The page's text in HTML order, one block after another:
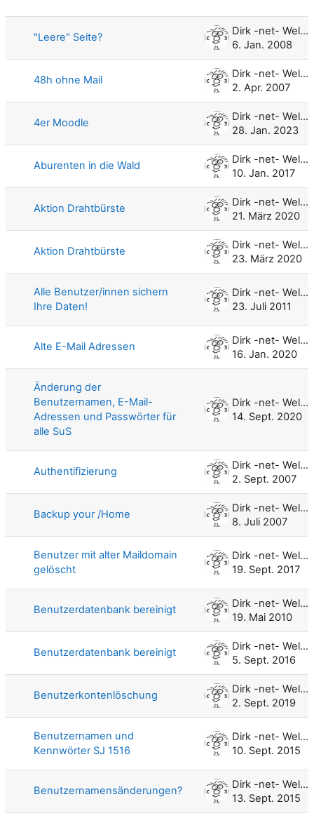
"Leere" Seite?
Dirk -net- Weller
6. Jan. 2008
48h ohne Mail
Dirk -net- Weller
2. Apr. 2007
4er Moodle
Dirk -net- Weller
28. Jan. 2023
Aburenten in die Wald
Dirk -net- Weller
10. Jan. 2017
Aktion Drahtbürste
Dirk -net- Weller
21. März 2020
Aktion Drahtbürste
Dirk -net- Weller
23. März 2020
Alle Benutzer/innen sichern
Ihre Daten!
Dirk -net- Weller
23. Juli 2011
Alte E-Mail Adressen
Dirk -net- Weller
16. Jan. 2020
Änderung der
Benutzernamen, E-Mail-
Adressen und Passwörter für
alle SuS
Dirk -net- Weller
14. Sept. 2020
Authentifizierung
Dirk -net- Weller
2. Sept. 2007
Backup your /Home
Dirk -net- Weller
8. Juli 2007
Benutzer mit alter Maildomain
gelöscht
Dirk -net- Weller
19. Sept. 2017
Benutzerdatenbank bereinigt
Dirk -net- Weller
19. Mai 2010
Benutzerdatenbank bereinigt
Dirk -net- Weller
5. Sept. 2016
Benutzerkontenlöschung
Dirk -net- Weller
2. Sept. 2019
Benutzernamen und
Kennwörter SJ 1516
Dirk -net- Weller
10. Sept. 2015
Benutzernamensänderungen?
Dirk -net- Weller
13. Sept. 2015